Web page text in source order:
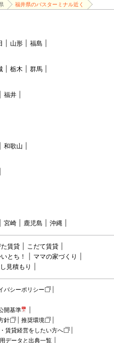
福井県のバスターミナル近く
山形
福島
栃木
群馬
福井
和歌山
宮崎 鹿児島 沖縄
賃貸
こだて賃貸
とち！
ママの家づくり
見積もり
バシーポリシー
開基準
針
推奨環境
賃貸経営をしたい方へ
データと出典一覧